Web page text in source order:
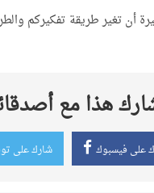
تغير طريقة تفكيركم
هذا مع
على فيسبوك شارك على